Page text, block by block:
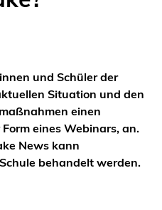
und Schüler der
Situation und den
einen
eines Webinars, an.
News kann
behandelt werden.